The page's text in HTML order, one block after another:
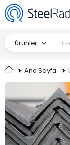
Ürünler
Ana Sayfa